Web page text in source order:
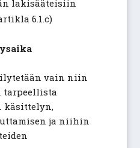
lakisääteisiin
6.1.c)
vain niin
tarpeellista
käsittelyn,
ja niihin